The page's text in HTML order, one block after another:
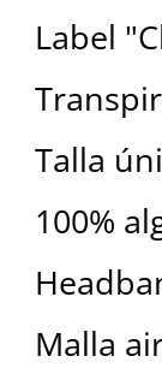
Label
Talla
100%
Malla